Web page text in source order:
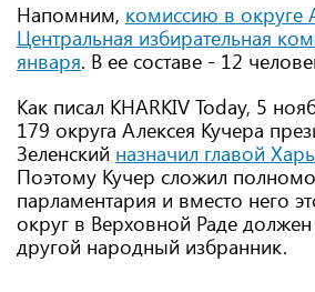
Напомним, комиссию в округе
Центральная избирательная
января. В ее составе - 12
Как писал KHARKIV Today, 5
179 округа Алексея Кучера
Зеленский назначил главой
Поэтому Кучер сложил
парламентария и вместо него
округ в Верховной Раде должен
другой народный избранник.